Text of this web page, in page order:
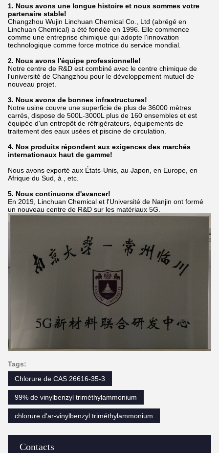
Contacts
1. Nous avons une longue histoire et nous sommes votre
partenaire stable!
Changzhou Wujin Linchuan Chemical Co., Ltd (abrégé en
Linchuan Chemical) a été fondée en 1996. Elle commence
comme une entreprise chimique qui adopte l'innovation
technologique comme force motrice du service mondial.
2. Nous avons l'équipe professionnelle!
Notre centre de R&D est combiné avec le centre chimique de
l'université de Changzhou pour le développement mutuel de
nouveau projet.
3. Nous avons de bonnes infrastructures!
Notre usine couvre une superficie de plus de 36000 mètres
carrés, dispose de 500L-3000L plus de 160 ensembles et est
équipée d'un entrepôt de réfrigérateurs, équipements de
traitement des eaux usées et piscine de circulation.
4. Nos produits répondent aux exigences des marchés
internationaux haut de gamme!
Nous avons exporté aux États-Unis, au Japon, en Europe, en
Afrique du Sud, à , etc.
5. Nous continuons d'avancer!
En 2019, Linchuan Chemical et l'Université de Nanjin ont formé
un nouveau centre de R&D sur les matériaux 5G.
Tags:
Chlorure de CAS 26616-35-3
99% de vinylbenzyl triméthylammonium
chlorure d'ar-vinylbenzyl triméthylammonium